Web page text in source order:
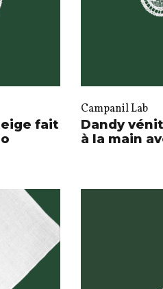
fait
Campanil Lab
Dandy
à la main